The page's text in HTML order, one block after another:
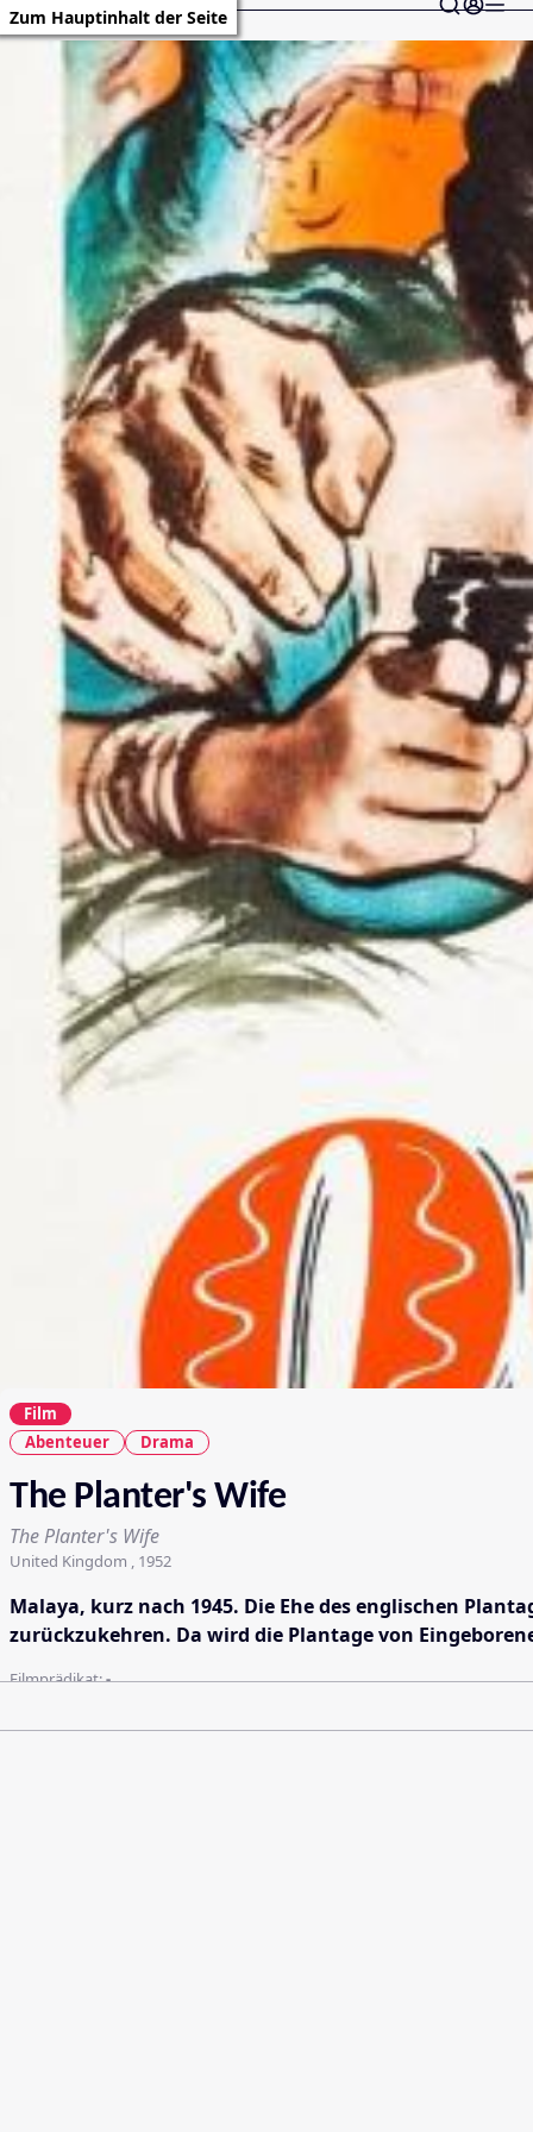
Zum Hauptinhalt der Seite
Film
Abenteuer
Drama
The Planter's Wife
The Planter's Wife
United Kingdom , 1952
Malaya, kurz nach 1945. Die Ehe des englischen
zurückzukehren. Da wird die Plantage von
Filmprädikat:-